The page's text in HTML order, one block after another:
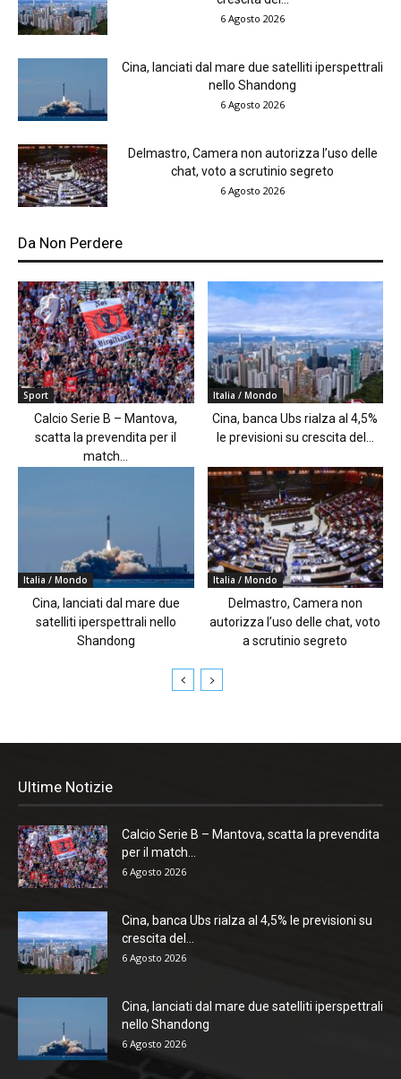
6 Agosto 2026
Cina, lanciati dal mare due satelliti iperspettrali
nello Shandong
6 Agosto 2026
Delmastro, Camera non autorizza l’uso delle
chat, voto a scrutinio segreto
6 Agosto 2026
Da Non Perdere
Sport
Calcio Serie B – Mantova,
scatta la prevendita per il
match...
Italia / Mondo
Cina, banca Ubs rialza al 4,5%
le previsioni su crescita del...
Italia / Mondo
Cina, lanciati dal mare due
satelliti iperspettrali nello
Shandong
Italia / Mondo
Delmastro, Camera non
autorizza l’uso delle chat, voto
a scrutinio segreto
Ultime Notizie
Calcio Serie B – Mantova, scatta la prevendita
per il match...
6 Agosto 2026
Cina, banca Ubs rialza al 4,5% le previsioni su
crescita del...
6 Agosto 2026
Cina, lanciati dal mare due satelliti iperspettrali
nello Shandong
6 Agosto 2026